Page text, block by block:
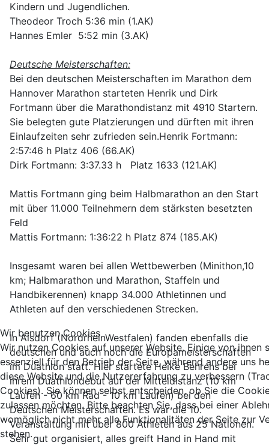
Kindern und Jugendlichen.
Theodeor Troch 5:36 min (1.AK)
Hannes Emler 5:52 min (3.AK)
Deutsche Meisterschaften:
Bei den deutschen Meisterschaften im Marathon dem
Hannover Marathon starteten Henrik und Dirk
Fortmann über die Marathondistanz mit 4910 Startern.
Sie belegten gute Platzierungen und dürften mit ihren
Einlaufzeiten sehr zufrieden sein.Henrik Fortmann:
2:57:46 h Platz 406 (66.AK)
Dirk Fortmann: 3:37.33 h Platz 1633 (121.AK)
Mattis Fortmann ging beim Halbmarathon an den Start
mit über 11.000 Teilnehmern dem stärksten besetzten
Feld
Mattis Fortmann: 1:36:22 h Platz 874 (185.AK)
Insgesamt waren bei allen Wettbewerben (Minithon,10
km; Halbmarathon und Marathon, Staffeln und
Handbikerennen) knapp 34.000 Athletinnen und
Athleten auf den verschiedenen Strecken.
In Alsdorf (NordrheinWestfalen) fanden ebenfalls die
deutschen und auch noch die Europameisterschaften
im Duathlon statt. Hier startete Heike Behrens bei
ihrem Duathlondebut auf der Mitteldistanz (10 km
Laufen - 60 km Rad - 10 km Laufen) bei den
Deutschen Meisterschaften. Es war die 10.
Veranstaltung mit über 800 Athleten aus 25 Nationen.
Sehr gut organisiert, alles greift Hand in Hand mit
Wir benutzen Cookies
Wir nutzen Cookies auf unserer Website. Einige von ihnen
essenziell für den Betrieb der Seite, während andere uns
diese Website und die Nutzererfahrung zu verbessern
Cookies). Sie können selbst entscheiden, ob Sie die
zulassen möchten. Bitte beachten Sie, dass bei einer
womöglich nicht mehr alle Funktionalitäten der Seite zur
stehen.